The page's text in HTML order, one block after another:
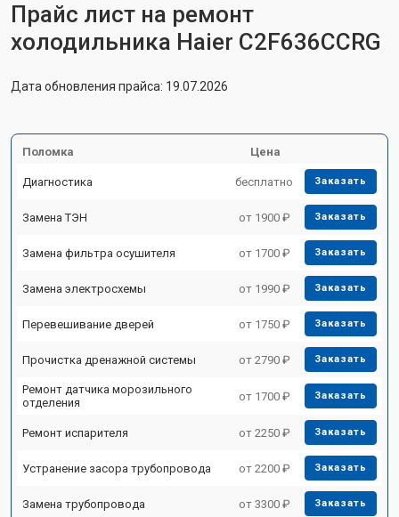
Прайс лист на ремонт
холодильника Haier C2F636CCRG
Дата обновления прайса: 19.07.2026
Поломка Цена
Диагностика бесплатно Заказать
Замена ТЭН от 1900 ₽ Заказать
Замена фильтра осушителя от 1700 ₽ Заказать
Замена электросхемы от 1990 ₽ Заказать
Перевешивание дверей от 1750 ₽ Заказать
Прочистка дренажной системы от 2790 ₽ Заказать
Ремонт датчика морозильного
отделения
от 1700 ₽ Заказать
Ремонт испарителя от 2250 ₽ Заказать
Устранение засора трубопровода от 2200 ₽ Заказать
Замена трубопровода от 3300 ₽ Заказать